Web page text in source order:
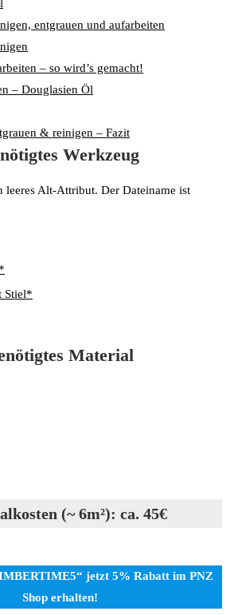
entgrauen und aufarbeiten
– so wird’s gemacht!
– Douglasien Öl
& reinigen – Fazit
Werkzeug
Stiel*
Material
(~ 6m²): ca. 45€
jetzt 5% Rabatt im PNZ
Shop erhalten!